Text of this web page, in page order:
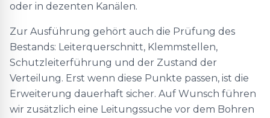
oder in dezenten Kanälen.
Zur Ausführung gehört auch die Prüfung des
Bestands: Leiterquerschnitt, Klemmstellen,
Schutzleiterführung und der Zustand der
Verteilung. Erst wenn diese Punkte passen, ist die
Erweiterung dauerhaft sicher. Auf Wunsch führen
wir zusätzlich eine Leitungssuche vor dem Bohren